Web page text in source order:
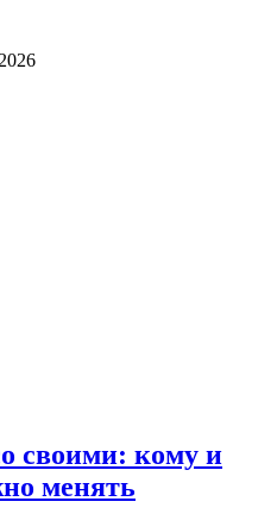
своими: кому и
менять